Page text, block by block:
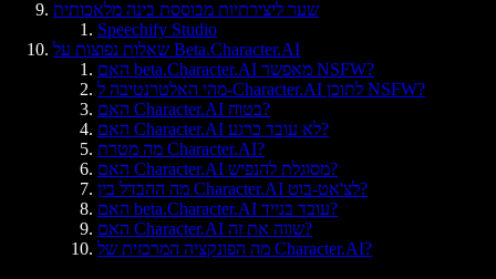
שער ליצירתיות מבוססת בינה מלאכותית
Speechify Studio
שאלות נפוצות על Beta.Character.AI
האם beta.Character.AI מאפשר NSFW?
מהי האלטרנטיבה ל-Character.AI לתוכן NSFW?
האם Character.AI בטוח?
האם Character.AI לא עובד כרגע?
מה מטרת Character.AI?
האם Character.AI מסוגלת להנפיש?
מה ההבדל בין Character.AI לצ'אט-בוט?
האם beta.Character.AI עובד בנייד?
האם Character.AI שווה את זה?
מה הפונקציה המרכזית של Character.AI?